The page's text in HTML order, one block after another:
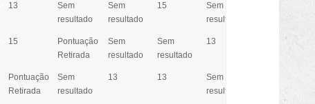
13
Sem
resultado
Sem
resultado
15
Sem
resultado
15
Pontuação
Retirada
Sem
resultado
Sem
resultado
13
Pontuação
Retirada
Sem
resultado
13 13
Sem
resultado